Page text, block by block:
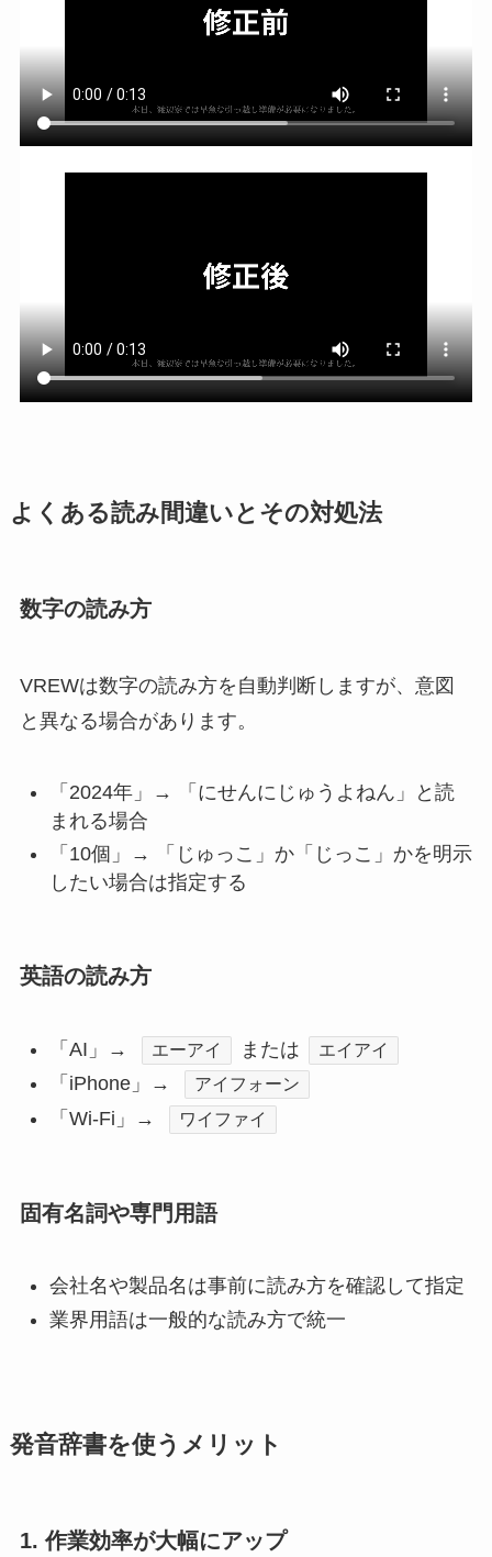
よくある読み間違いとその対処法
数字の読み方
VREWは数字の読み方を自動判断しますが、意図
と異なる場合があります。
「2024年」→ 「にせんにじゅうよねん」と読
まれる場合
「10個」→ 「じゅっこ」か「じっこ」かを明示
したい場合は指定する
英語の読み方
「AI」→ エーアイ または エイアイ
「iPhone」→ アイフォーン
「Wi-Fi」→ ワイファイ
固有名詞や専門用語
会社名や製品名は事前に読み方を確認して指定
業界用語は一般的な読み方で統一
発音辞書を使うメリット
1. 作業効率が大幅にアップ